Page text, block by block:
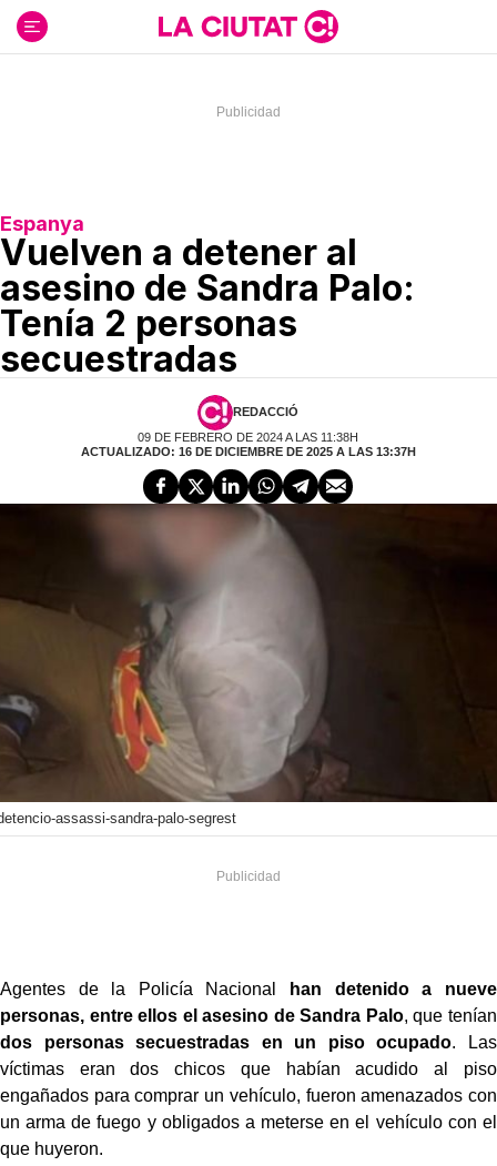
contenido
Espanya
Vuelven a detener al
asesino de Sandra Palo:
Tenía 2 personas
secuestradas
REDACCIÓ
09 DE FEBRERO DE 2024 A LAS 11:38H
ACTUALIZADO: 16 DE DICIEMBRE DE 2025 A LAS 13:37H
assassi-sandra-palo-segrest
Agentes de la Policía Nacional
han detenido a nueve
personas, entre ellos el asesino de Sandra Palo, que tenían
dos personas secuestradas en un piso ocupado. Las
víctimas eran dos chicos que habían acudido al piso
engañados para comprar un vehículo, fueron amenazados con
un arma de fuego y obligados a meterse en el vehículo con el
que huyeron.